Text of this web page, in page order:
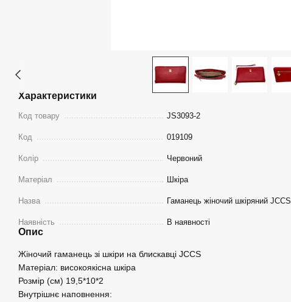
Характеристики
Код товару JS3093-2
Код 019109
Колір Червоний
Матеріал Шкіра
Назва Гаманець жіночий шкіряний JCCS
Наявність В наявності
Опис
Жіночий гаманець зі шкіри на блискавці JCCS
Матеріал: високоякісна шкіра
Розмір (см) 19,5*10*2
Внутрішнє наповнення: